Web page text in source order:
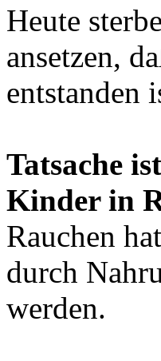
Heute
ansetzen,
entstanden
Tatsache
Kinder in
Rauchen
durch
werden.